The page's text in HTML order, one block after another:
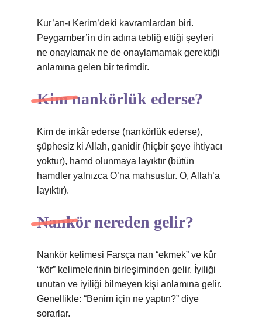
Kur’an-ı Kerim’deki kavramlardan biri.
Peygamber’in din adına tebliğ ettiği şeyleri
ne onaylamak ne de onaylamamak gerektiği
anlamına gelen bir terimdir.
Kim nankörlük ederse?
Kim de inkâr ederse (nankörlük ederse),
şüphesiz ki Allah, ganidir (hiçbir şeye ihtiyacı
yoktur), hamd olunmaya layıktır (bütün
hamdler yalnızca O’na mahsustur. O, Allah’a
layıktır).
Nankör nereden gelir?
Nankör kelimesi Farsça nan “ekmek” ve kûr
“kör” kelimelerinin birleşiminden gelir. İyiliği
unutan ve iyiliği bilmeyen kişi anlamına gelir.
Genellikle: “Benim için ne yaptın?” diye
sorarlar.